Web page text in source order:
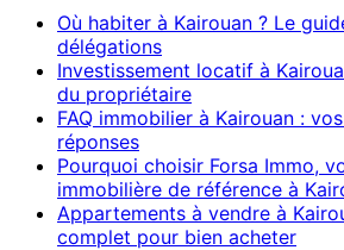
Où habiter à Kairouan ? Le
délégations
Investissement locatif à
du propriétaire
FAQ immobilier à Kairouan :
réponses
Pourquoi choisir Forsa Immo,
immobilière de référence à
Appartements à vendre à
complet pour bien acheter